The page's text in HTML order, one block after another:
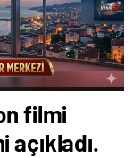
filmi
açıkladı.